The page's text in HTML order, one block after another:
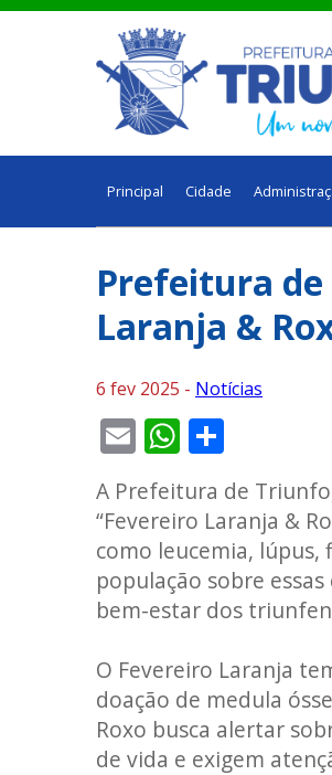
Principal Cidade
Prefeitura
Laranja &
6 fev 2025 - Notícias
EmailWhatsApp
A Prefeitura de
“Fevereiro Laranja &
como leucemia,
população sobre
bem-estar dos
O Fevereiro Laranja
doação de medula
Roxo busca alertar
de vida e exigem